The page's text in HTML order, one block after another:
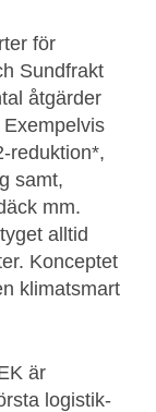
för
Sundfrakt
åtgärder
reduktion*,
samt,
mm.
alltid
Konceptet
klimatsmart
är
logistik-